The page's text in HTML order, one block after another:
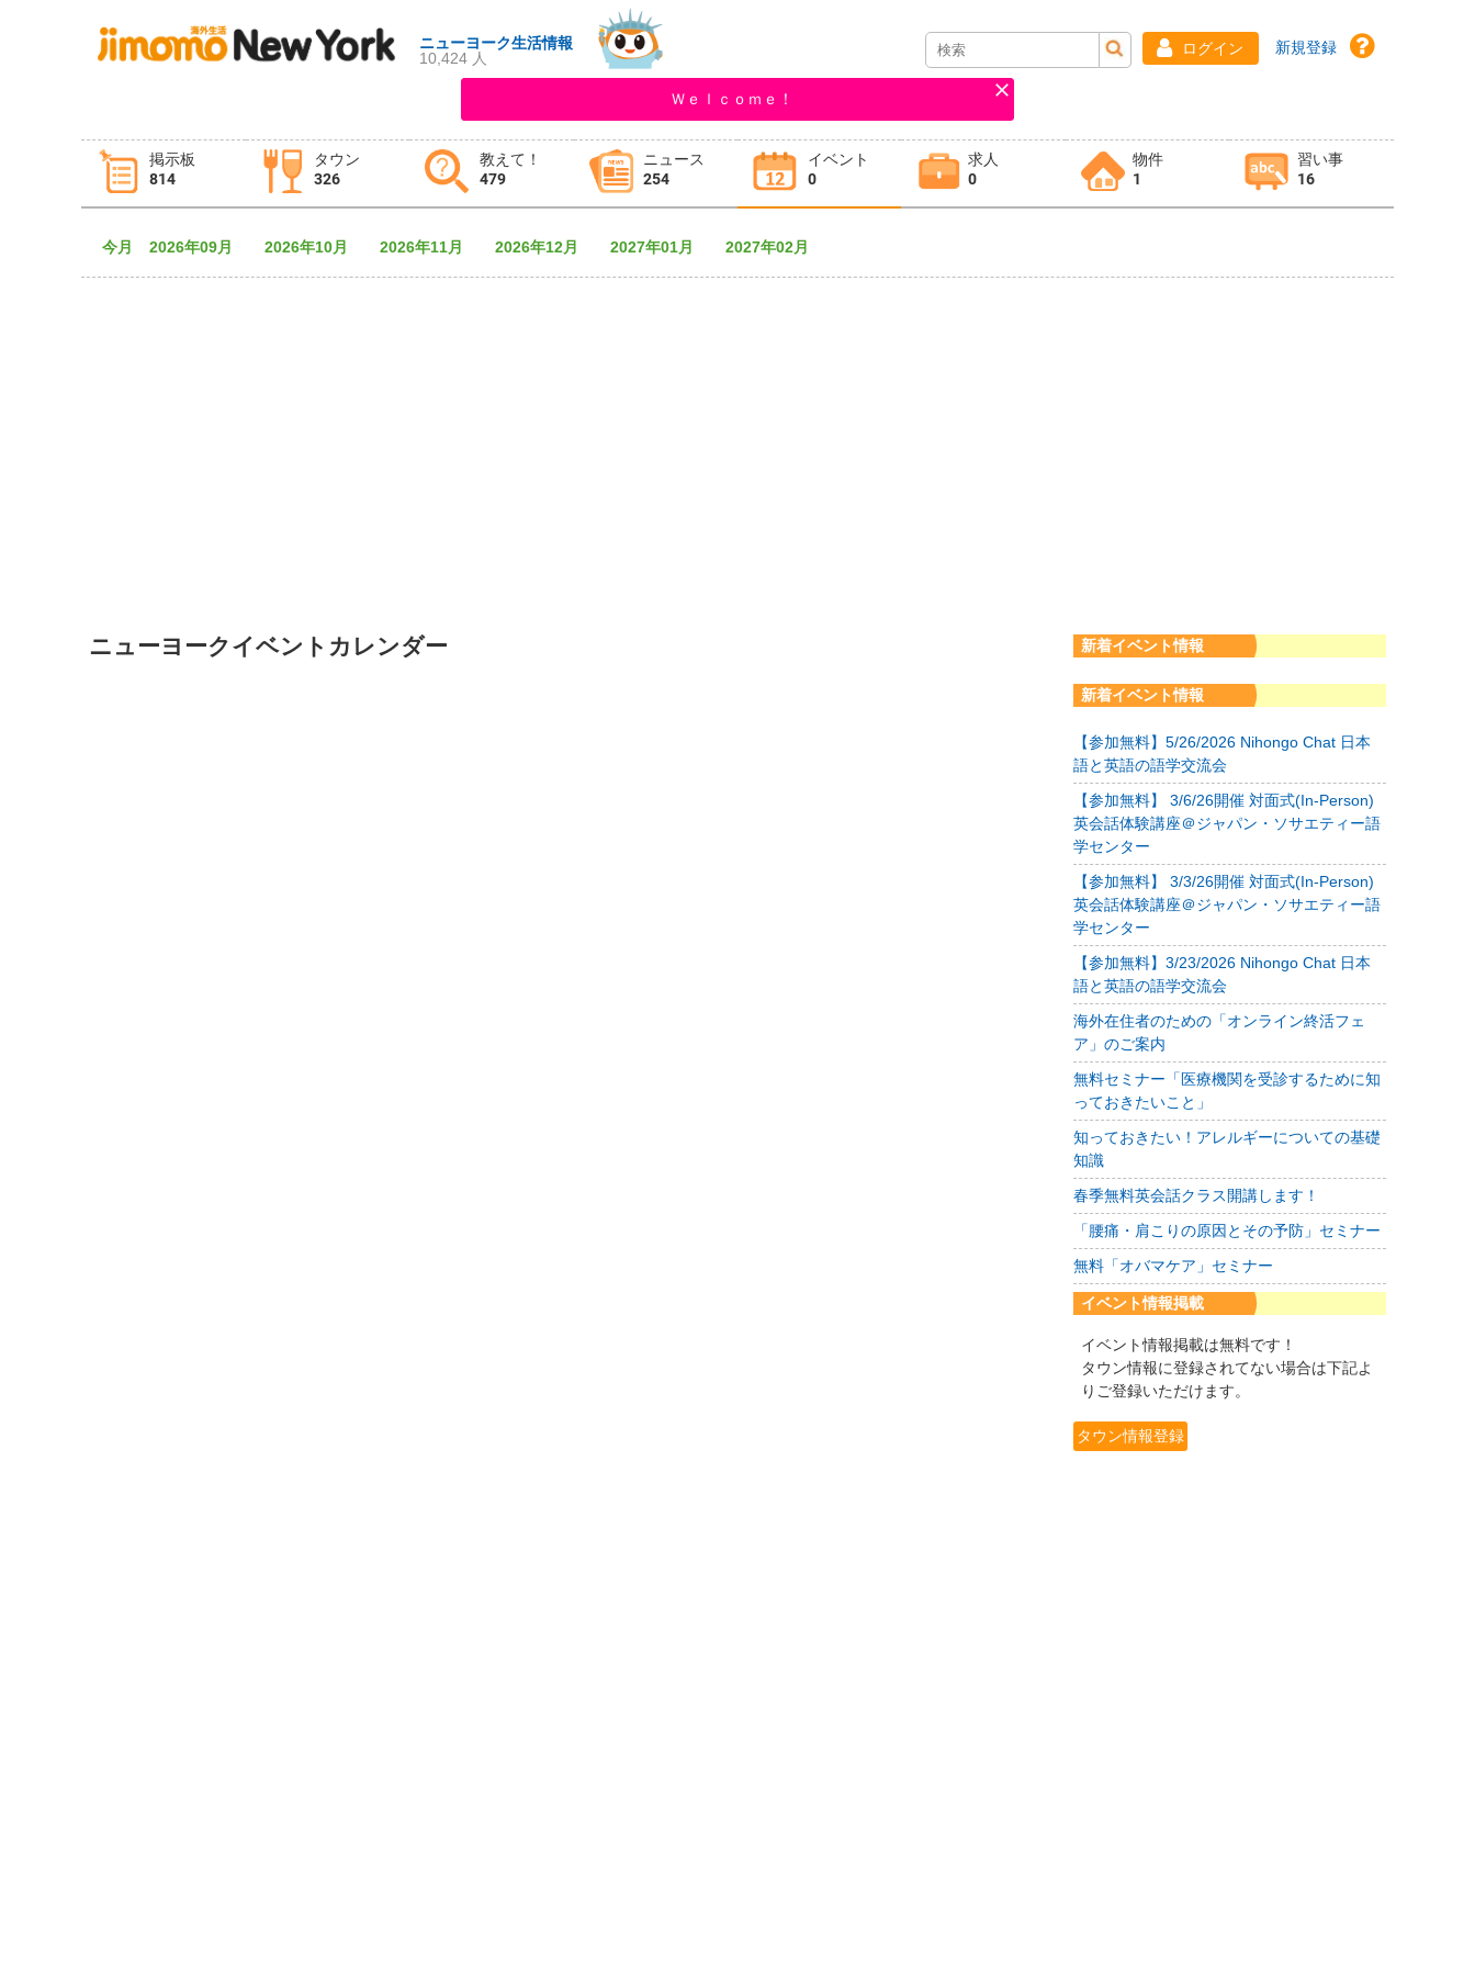
ニューヨーク生活情報
10,424 人
ログイン 新規登録
Ｗｅｌｃｏｍｅ！
掲示板
814
タウン
326
教えて！
479
ニュース
254
イベント
0
求人
0
物件
1
習い事
16
タウン情報
今月 2026年09月 2026年10月 2026年11月 2026年12月 2027年01月 2027年02月
ニューヨークイベントカレンダー 新着イベント情報
新着イベント情報
【参加無料】5/26/2026 Nihongo Chat 日本
語と英語の語学交流会
【参加無料】 3/6/26開催 対面式(In-Person)
英会話体験講座＠ジャパン・ソサエティー語
学センター
【参加無料】 3/3/26開催 対面式(In-Person)
英会話体験講座＠ジャパン・ソサエティー語
学センター
【参加無料】3/23/2026 Nihongo Chat 日本
語と英語の語学交流会
海外在住者のための「オンライン終活フェ
ア」のご案内
無料セミナー「医療機関を受診するために知
っておきたいこと」
知っておきたい！アレルギーについての基礎
知識
春季無料英会話クラス開講します！
「腰痛・肩こりの原因とその予防」セミナー
無料「オバマケア」セミナー
イベント情報掲載
イベント情報掲載は無料です！
タウン情報に登録されてない場合は下記よ
りご登録いただけます。
タウン情報登録